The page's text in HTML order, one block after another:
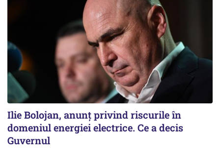
Ilie Bolojan, anunț privind riscurile în
domeniul energiei electrice. Ce a decis
Guvernul